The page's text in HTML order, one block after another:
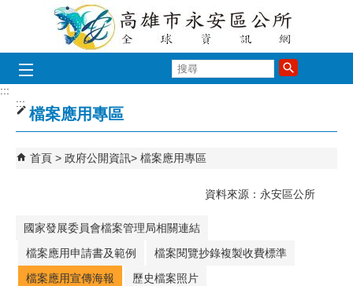
跳到主要內容區塊
尋
:::
:::
檔案應用專區
首頁 政府公開資訊 檔案應用專區
資料來源：永安區公所
國家發展委員會檔案管理局相關連結
檔案應用申請書及範例
檔案閱覽抄錄複製收費標準
檔案應用宣傳海報
歷史檔案照片